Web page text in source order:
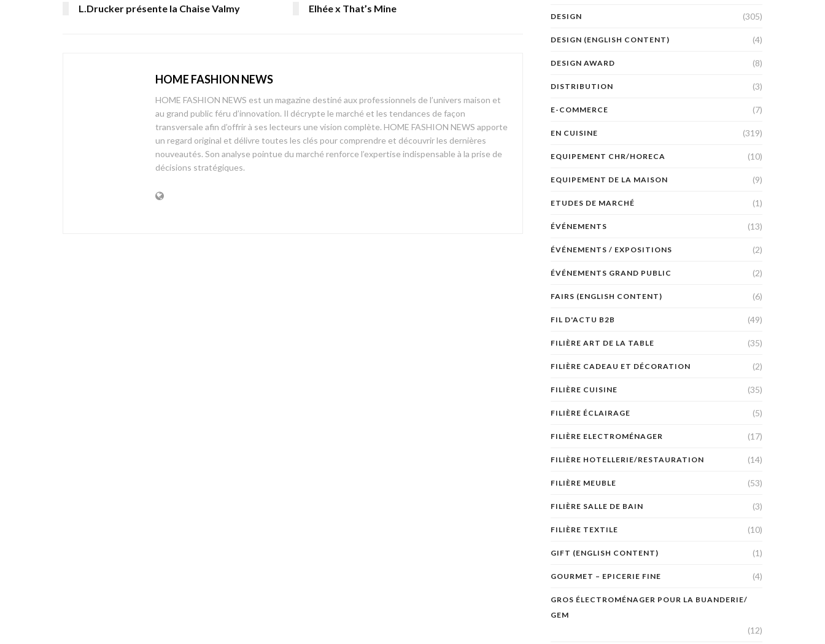
L.Drucker présente la Chaise Valmy Elhée x That’s Mine
HOME FASHION NEWS
HOME FASHION NEWS est un magazine destiné aux professionnels de l’univers maison et
au grand public féru d’innovation. Il décrypte le marché et les tendances de façon
transversale afin d’offrir à ses lecteurs une vision complète. HOME FASHION NEWS apporte
un regard original et délivre toutes les clés pour comprendre et découvrir les dernières
nouveautés. Son analyse pointue du marché renforce l’expertise indispensable à la prise de
décisions stratégiques.
DESIGN (305)
DESIGN (ENGLISH CONTENT) (4)
DESIGN AWARD (8)
DISTRIBUTION (3)
E-COMMERCE (7)
EN CUISINE (319)
EQUIPEMENT CHR/HORECA (10)
EQUIPEMENT DE LA MAISON (9)
ETUDES DE MARCHÉ (1)
ÉVÉNEMENTS (13)
ÉVÉNEMENTS / EXPOSITIONS (2)
ÉVÉNEMENTS GRAND PUBLIC (2)
FAIRS (ENGLISH CONTENT) (6)
FIL D'ACTU B2B (49)
FILIÈRE ART DE LA TABLE (35)
FILIÈRE CADEAU ET DÉCORATION (2)
FILIÈRE CUISINE (35)
FILIÈRE ÉCLAIRAGE (5)
FILIÈRE ELECTROMÉNAGER (17)
FILIÈRE HOTELLERIE/RESTAURATION (14)
FILIÈRE MEUBLE (53)
FILIÈRE SALLE DE BAIN (3)
FILIÈRE TEXTILE (10)
GIFT (ENGLISH CONTENT) (1)
GOURMET – EPICERIE FINE (4)
GROS ÉLECTROMÉNAGER POUR LA BUANDERIE/
GEM
(12)